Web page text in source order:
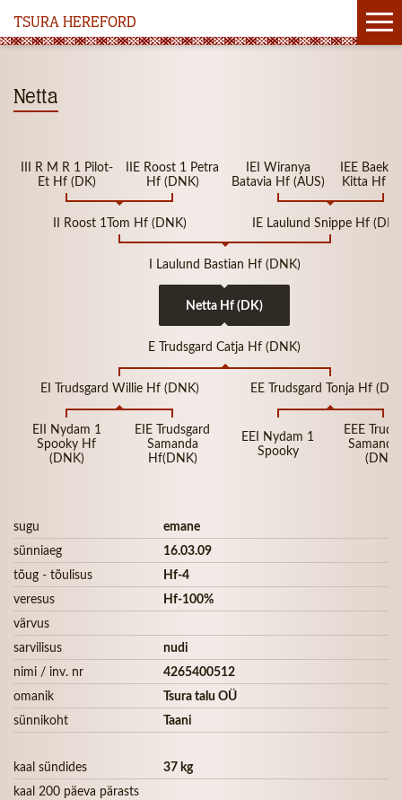
TSURA HEREFORD
Netta
III R M R 1 Pilot-
Et Hf (DK)
IIE Roost 1 Petra
Hf (DNK)
IEI Wiranya
Batavia Hf (AUS)
IEE
Kitta Hf
II Roost 1Tom Hf (DNK) IE Laulund Snippe Hf
I Laulund Bastian Hf (DNK)
Netta Hf (DK)
E Trudsgard Catja Hf (DNK)
EI Trudsgard Willie Hf (DNK) EE Trudsgard Tonja Hf
EII Nydam 1
Spooky Hf
(DNK)
EIE Trudsgard
Samanda
Hf(DNK)
EEI Nydam 1
Spooky
EEE
(DNK)
sugu
emane
sünniaeg
16.03.09
tõug - tõulisus
Hf-4
veresus
Hf-100%
värvus
sarvilisus
nudi
nimi / inv. nr
4265400512
omanik
Tsura talu OÜ
sünnikoht
Taani
kaal sündides
37 kg
kaal 200 päeva pärasts